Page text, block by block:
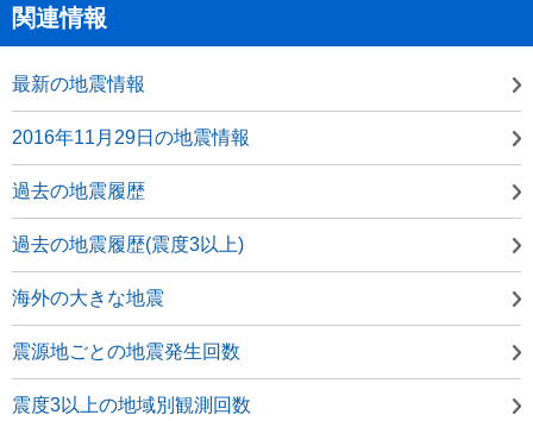
関連情報
最新の地震情報
2016年11月29日の地震情報
過去の地震履歴
過去の地震履歴(震度3以上)
海外の大きな地震
震源地ごとの地震発生回数
震度3以上の地域別観測回数